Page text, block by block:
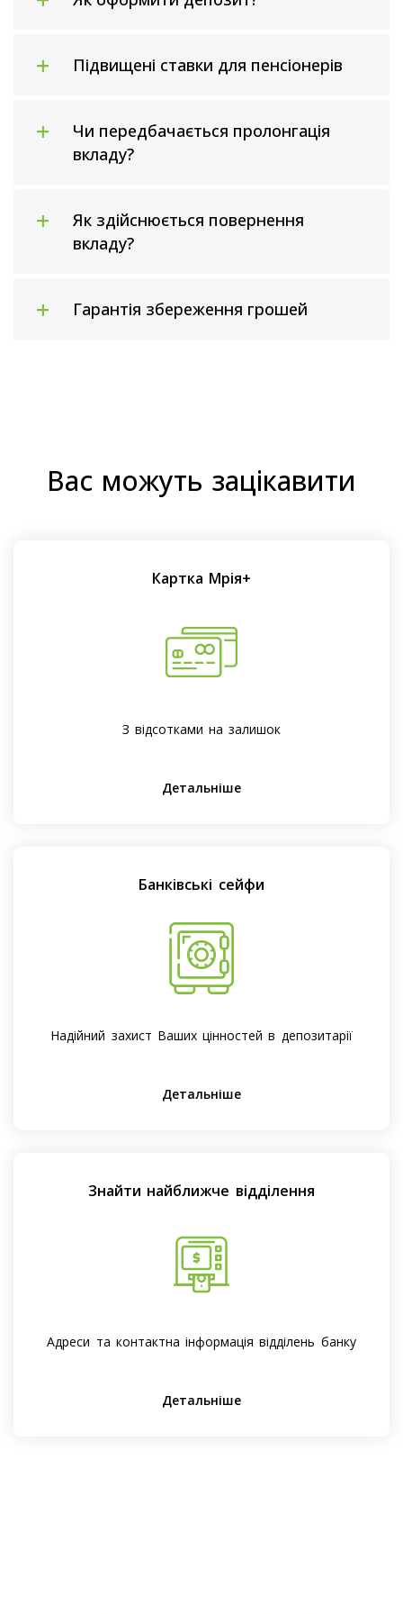
Підвищені ставки для пенсіонерів
Чи передбачається пролонгація
вкладу?
Як здійснюється повернення
вкладу?
Гарантія збереження грошей
Вас можуть зацікавити
Картка Мрія+
З відсотками на залишок
Детальніше
Банківські сейфи
Надійний захист Ваших цінностей в депозитарії
Детальніше
Знайти найближче відділення
Адреси та контактна інформація відділень банку
Детальніше